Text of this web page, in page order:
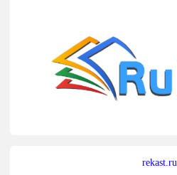
rekast.ru